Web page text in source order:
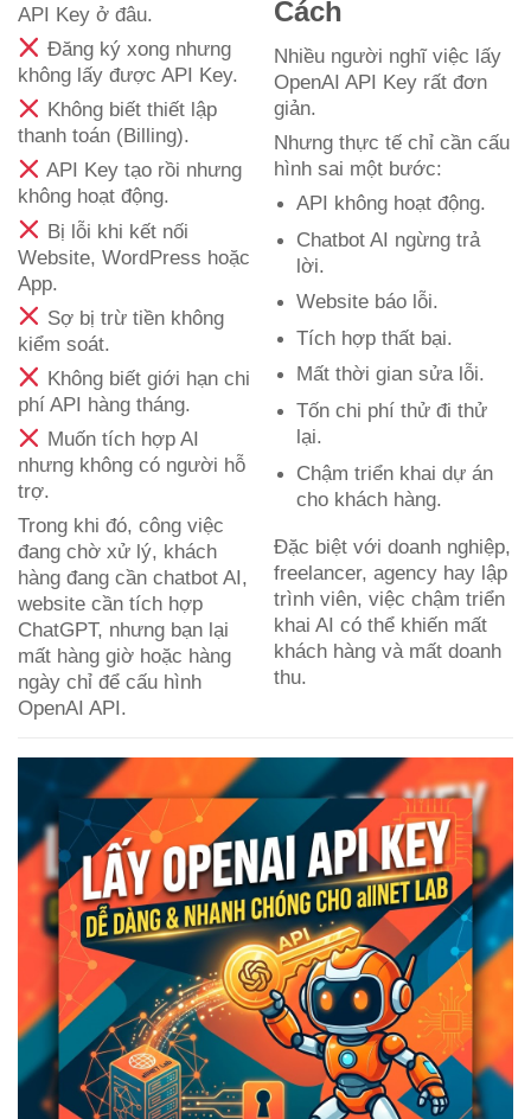
API Key ở đâu.
Đăng ký xong nhưng
không lấy được API Key.
Không biết thiết lập
thanh toán (Billing).
API Key tạo rồi nhưng
không hoạt động.
Bị lỗi khi kết nối
Website, WordPress hoặc
App.
Sợ bị trừ tiền không
kiểm soát.
Không biết giới hạn chi
phí API hàng tháng.
Muốn tích hợp AI
nhưng không có người hỗ
trợ.
Trong khi đó, công việc
đang chờ xử lý, khách
hàng đang cần chatbot AI,
website cần tích hợp
ChatGPT, nhưng bạn lại
mất hàng giờ hoặc hàng
ngày chỉ để cấu hình
OpenAI API.
Cách
Nhiều người nghĩ việc lấy
OpenAI API Key rất đơn
giản.
Nhưng thực tế chỉ cần cấu
hình sai một bước:
API không hoạt động.
Chatbot AI ngừng trả
lời.
Website báo lỗi.
Tích hợp thất bại.
Mất thời gian sửa lỗi.
Tốn chi phí thử đi thử
lại.
Chậm triển khai dự án
cho khách hàng.
Đặc biệt với doanh nghiệp,
freelancer, agency hay lập
trình viên, việc chậm triển
khai AI có thể khiến mất
khách hàng và mất doanh
thu.